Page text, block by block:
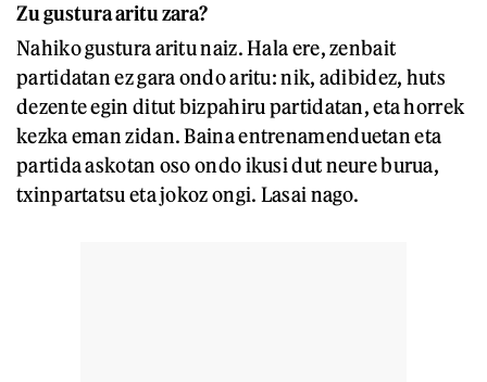
Zu gustura aritu zara?
Nahiko gustura aritu naiz. Hala ere, zenbait
partidatan ez gara ondo aritu: nik, adibidez, huts
dezente egin ditut bizpahiru partidatan, eta horrek
kezka eman zidan. Baina entrenamenduetan eta
partida askotan oso ondo ikusi dut neure burua,
txinpartatsu eta jokoz ongi. Lasai nago.